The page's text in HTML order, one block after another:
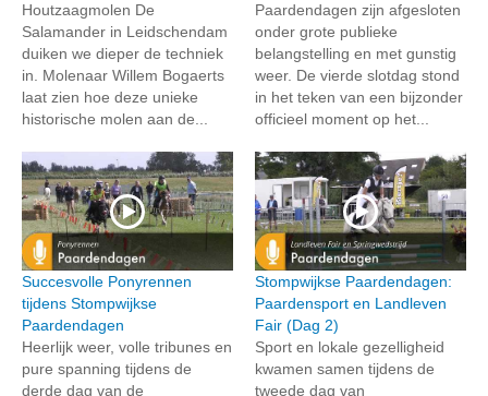
Houtzaagmolen De
Salamander in Leidschendam
duiken we dieper de techniek
in. Molenaar Willem Bogaerts
laat zien hoe deze unieke
historische molen aan de...
Paardendagen zijn afgesloten
onder grote publieke
belangstelling en met gunstig
weer. De vierde slotdag stond
in het teken van een bijzonder
officieel moment op het...
Succesvolle Ponyrennen
tijdens Stompwijkse
Paardendagen
Heerlijk weer, volle tribunes en
pure spanning tijdens de
derde dag van de
Stompwijkse Paardendagen:
Paardensport en Landleven
Fair (Dag 2)
Sport en lokale gezelligheid
kwamen samen tijdens de
tweede dag van